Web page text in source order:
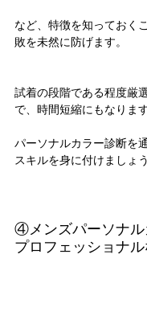
など、特徴を知っておく
敗を未然に防げます。
試着の段階である程度厳
で、時間短縮にもなります
パーソナルカラー診断を
スキルを身に付けましょう
④メンズパーソナル
プロフェッショナ